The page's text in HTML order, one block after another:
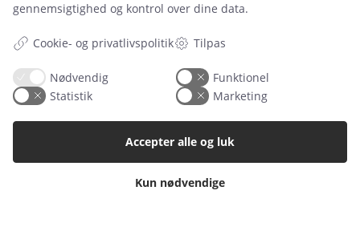
Samarbejdspartnere
Referencer
Tlf. nr.59 43 11 32
vitro@vitroudlejning.dk
ÅBNINGSTIDER PÅ VORES ADRESSE:
gennemsigtighed og kontrol over dine data.
Cookie- og privatlivspolitik Tilpas
Nødvendig
Funktionel
Statistik
Marketing
Kun nødvendige
Accepter alle og luk